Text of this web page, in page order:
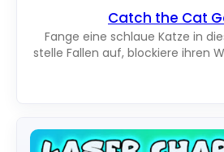
Catch the Cat
Fange eine schlaue Katze in
stelle Fallen auf, blockiere ihren